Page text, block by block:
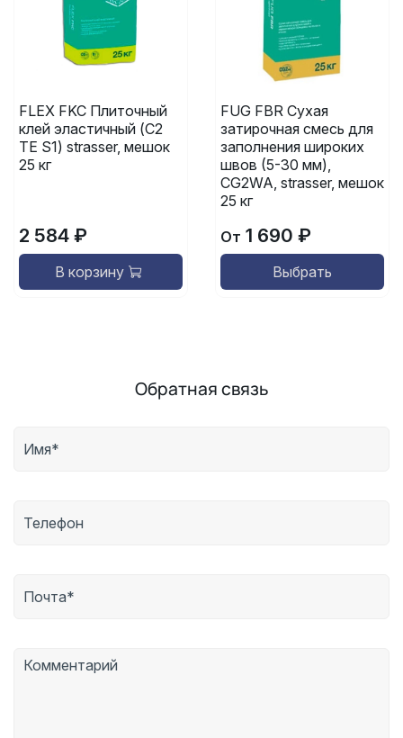
FLEX FKC Плиточный
клей эластичный (C2
TE S1) strasser, мешок
25 кг
2 584 ₽
В корзину
FUG FBR Сухая
затирочная смесь для
заполнения широких
швов (5-30 мм),
CG2WA, strasser, мешок
25 кг
От 1 690 ₽
Выбрать
Обратная связь